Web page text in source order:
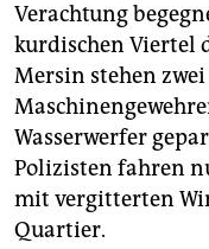
genossenschaft
epaper login
Verachtung
kurdischen Viertel
Mersin stehen
Wasserwerfer
Polizisten fahren
mit vergitterten
Quartier.